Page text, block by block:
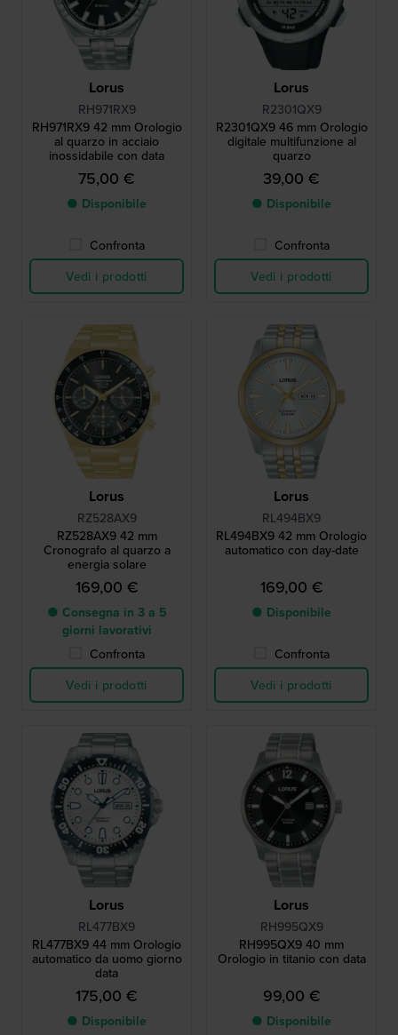
Lorus
RH971RX9
RH971RX9 42 mm Orologio
al quarzo in acciaio
inossidabile con data
75,00 €
● Disponibile
Confronta
Vedi i prodotti
Lorus
R2301QX9
R2301QX9 46 mm Orologio
digitale multifunzione al
quarzo
39,00 €
● Disponibile
Confronta
Vedi i prodotti
Lorus
RZ528AX9
RZ528AX9 42 mm
Cronografo al quarzo a
energia solare
169,00 €
● Consegna in 3 a 5
giorni lavorativi
Confronta
Vedi i prodotti
Lorus
RL494BX9
RL494BX9 42 mm Orologio
automatico con day-date
169,00 €
● Disponibile
Confronta
Vedi i prodotti
Lorus
RL477BX9
RL477BX9 44 mm Orologio
automatico da uomo giorno
data
175,00 €
● Disponibile
Lorus
RH995QX9
RH995QX9 40 mm
Orologio in titanio con data
99,00 €
● Disponibile